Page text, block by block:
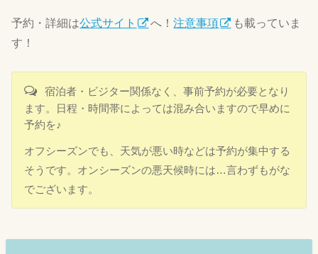
予約・詳細は公式サイト へ！注意事項
も載っていま
す！
宿泊者・ビジター関係なく、事前予約が必要となり
ます。日程・時間帯によっては混み合いますので早めに
予約を♪
オフシーズンでも、天気が悪い時などは予約が集中する
そうです。オンシーズンの悪天候時には…言わずもがな
でございます。